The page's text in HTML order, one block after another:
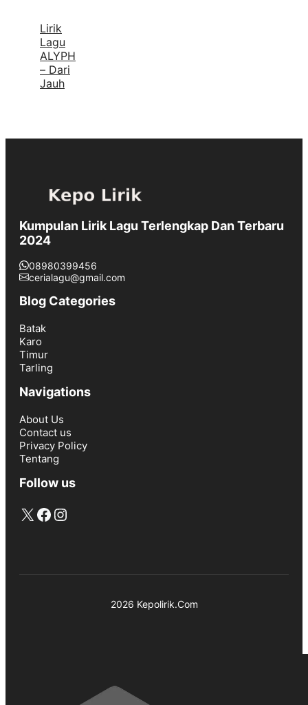
Lirik
Lagu
ALYPH
– Dari
Jauh
Kumpulan Lirik Lagu Terlengkap Dan Terbaru
2024
08980399456
cerialagu@gmail.com
Blog Categories
Batak
Karo
Timur
Tarling
Navigations
About Us
Contact us
Privacy Policy
Tentang
Follow us
X Facebook
Instagram
2026 Kepolirik.Com